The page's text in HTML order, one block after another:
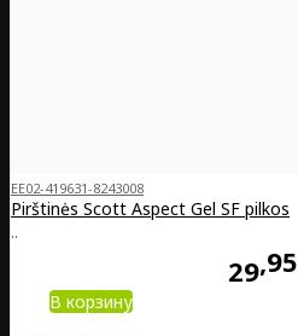
EE02-419631-8243008
Pirštinės Scott Aspect Gel SF pilkos
..
29 95
В корзину